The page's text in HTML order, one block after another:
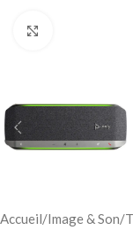
Accueil/Image & Son/